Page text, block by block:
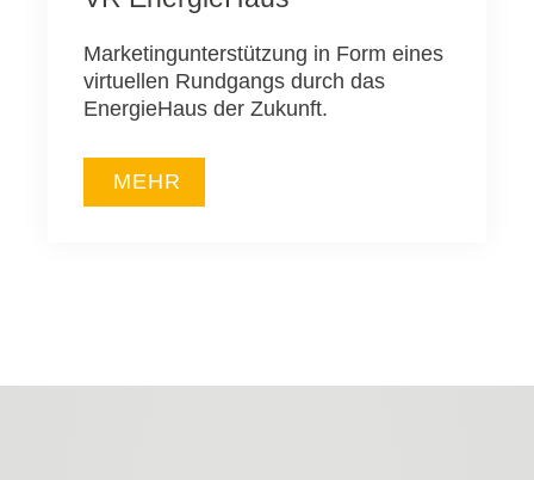
Marketingunterstützung in Form eines
virtuellen Rundgangs durch das
EnergieHaus der Zukunft.
MEHR